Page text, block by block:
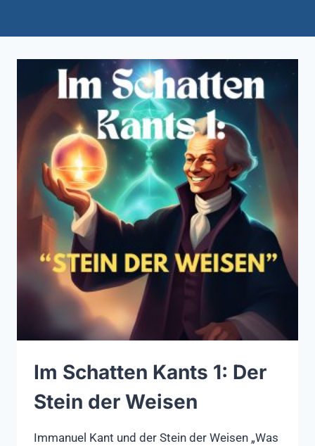
Im Schatten Kants 1: Der
Stein der Weisen
Immanuel Kant und der Stein der Weisen „Was